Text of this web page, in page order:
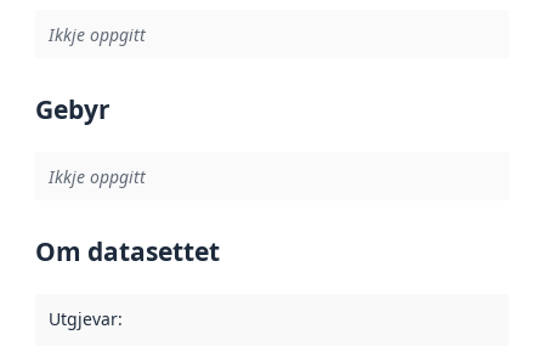
Ikkje oppgitt
Gebyr
Ikkje oppgitt
Om datasettet
Utgjevar: